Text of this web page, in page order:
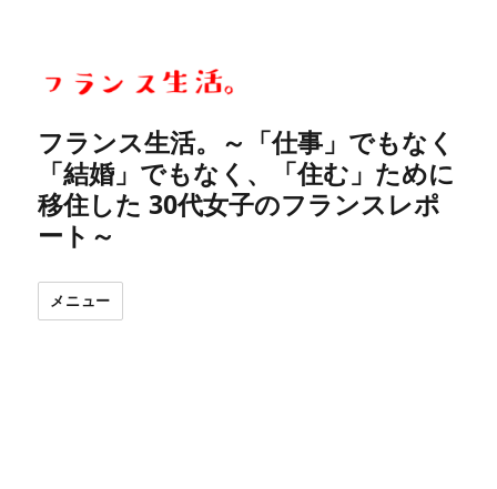
フランス生活。～「仕事」でもなく
「結婚」でもなく、「住む」ために
移住した 30代女子のフランスレポ
ート～
メニュー